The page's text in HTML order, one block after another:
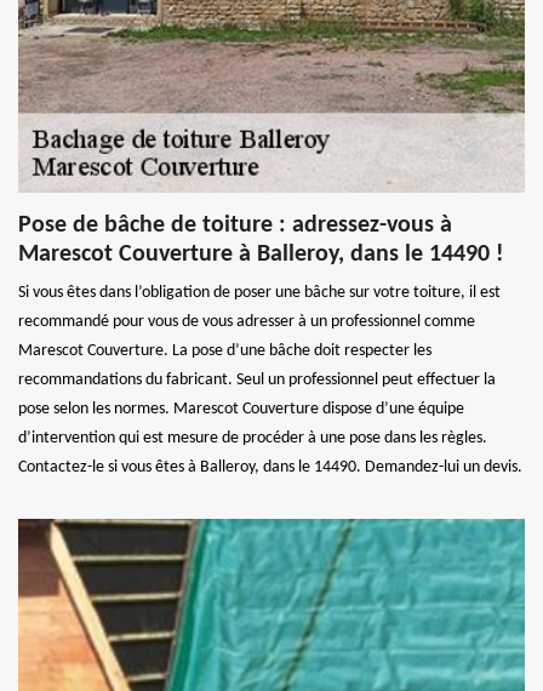
Pose de bâche de toiture : adressez-vous à
Marescot Couverture à Balleroy, dans le 14490 !
Si vous êtes dans l’obligation de poser une bâche sur votre toiture, il est
recommandé pour vous de vous adresser à un professionnel comme
Marescot Couverture. La pose d’une bâche doit respecter les
recommandations du fabricant. Seul un professionnel peut effectuer la
pose selon les normes. Marescot Couverture dispose d’une équipe
d’intervention qui est mesure de procéder à une pose dans les règles.
Contactez-le si vous êtes à Balleroy, dans le 14490. Demandez-lui un devis.